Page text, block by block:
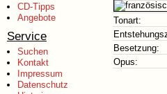
CD-Tipps
Angebote
Service
Suchen
Kontakt
Impressum
Datenschutz
Tonart:
Besetzung:
Opus: